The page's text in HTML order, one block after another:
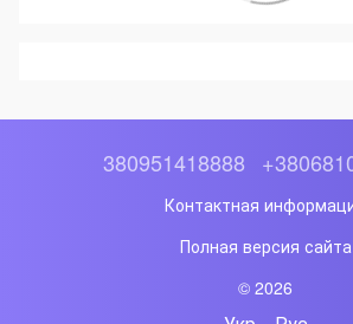
380951418888
Контактная
Полная версия сайта
© 2026